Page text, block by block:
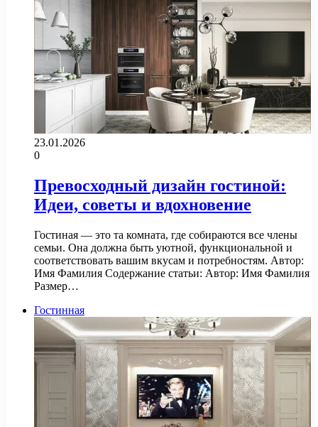
23.01.2026
0
Превосходный дизайн гостиной:
Идеи, советы и вдохновение
Гостиная — это та комната, где собираются все члены
семьи. Она должна быть уютной, функциональной и
соответствовать вашим вкусам и потребностям. Автор:
Имя Фамилия Содержание статьи: Автор: Имя Фамилия
Размер…
Гостинная